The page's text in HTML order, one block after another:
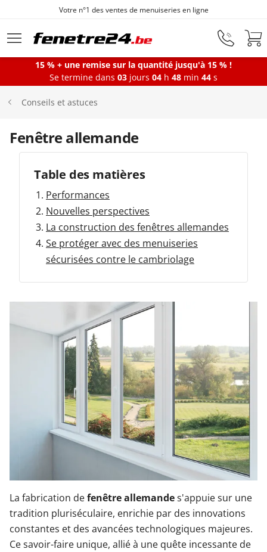
Aller au contenu principal
Votre n°1 des ventes de menuiseries en ligne
Fenêtres
Baies vitrées
Portes d'entrée
Protections solaires
Clôtures et portails
M'identifier
Conseils gratuits
15 % + une remise sur la quantité jusqu'à 15 % !
Se termine dans 03 jours 04 h 48 min 44 s
Conseils et astuces
Fenêtre allemande
Table des matières
Performances
Nouvelles perspectives
La construction des fenêtres allemandes
Se protéger avec des menuiseries
sécurisées contre le cambriolage
La fabrication defenêtre allemandes'appuie sur une
tradition pluriséculaire, enrichie par des innovations
constantes et des avancées technologiques majeures.
Ce savoir-faire unique, allié à une quête incessante de